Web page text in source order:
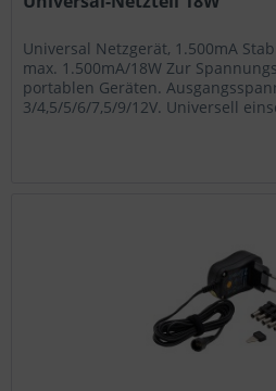
Universal Netzgerät, 1.500mA
max. 1.500mA/18W Zur
portablen Geräten.
3/4,5/5/6/7,5/9/12V. Universell